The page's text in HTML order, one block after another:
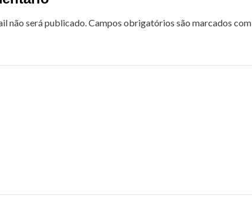
não será publicado. Campos obrigatórios são marcados com